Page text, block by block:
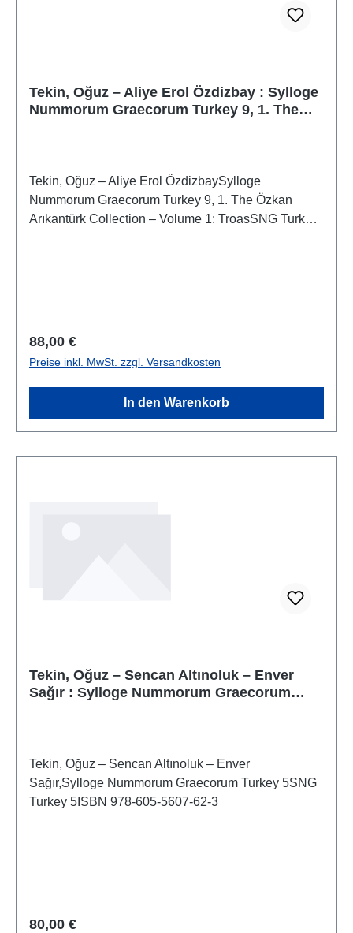
Tekin, Oğuz – Aliye Erol Özdizbay : Sylloge
Nummorum Graecorum Turkey 9, 1. The
Tekin, Oğuz – Aliye Erol ÖzdizbaySylloge
Nummorum Graecorum Turkey 9, 1. The Özkan
Arıkantürk Collection – Volume 1: TroasSNG Turkey
Regulärer Preis:
88,00 €
Preise inkl. MwSt. zzgl. Versandkosten
In den Warenkorb
Tekin, Oğuz – Sencan Altınoluk – Enver
Sağır : Sylloge Nummorum Graecorum
Tekin, Oğuz – Sencan Altınoluk – Enver
Sağır,Sylloge Nummorum Graecorum Turkey 5SNG
Turkey 5ISBN 978-605-5607-62-3
Regulärer Preis:
80,00 €